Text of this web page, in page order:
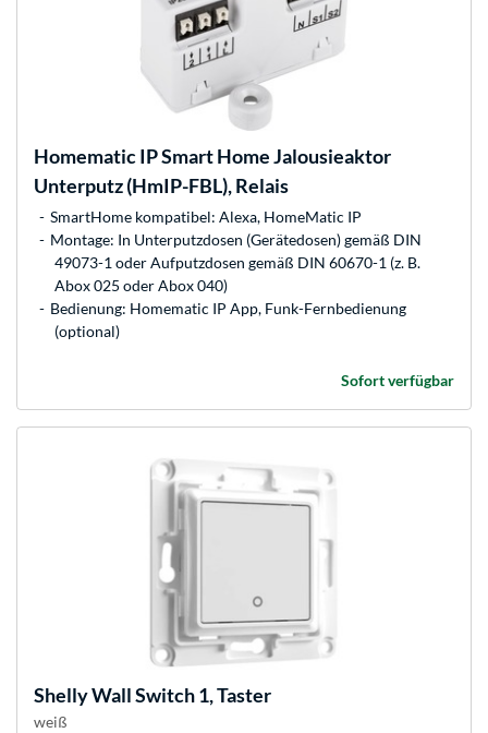
Homematic IPSmart Home Jalousieaktor
Unterputz (HmIP-FBL), Relais
SmartHome kompatibel: Alexa, HomeMatic IP
Montage: In Unterputzdosen (Gerätedosen) gemäß DIN
49073-1 oder Aufputzdosen gemäß DIN 60670-1 (z. B.
Abox 025 oder Abox 040)
Bedienung: Homematic IP App, Funk-Fernbedienung
(optional)
Sofort verfügbar
ShellyWall Switch 1, Taster
weiß